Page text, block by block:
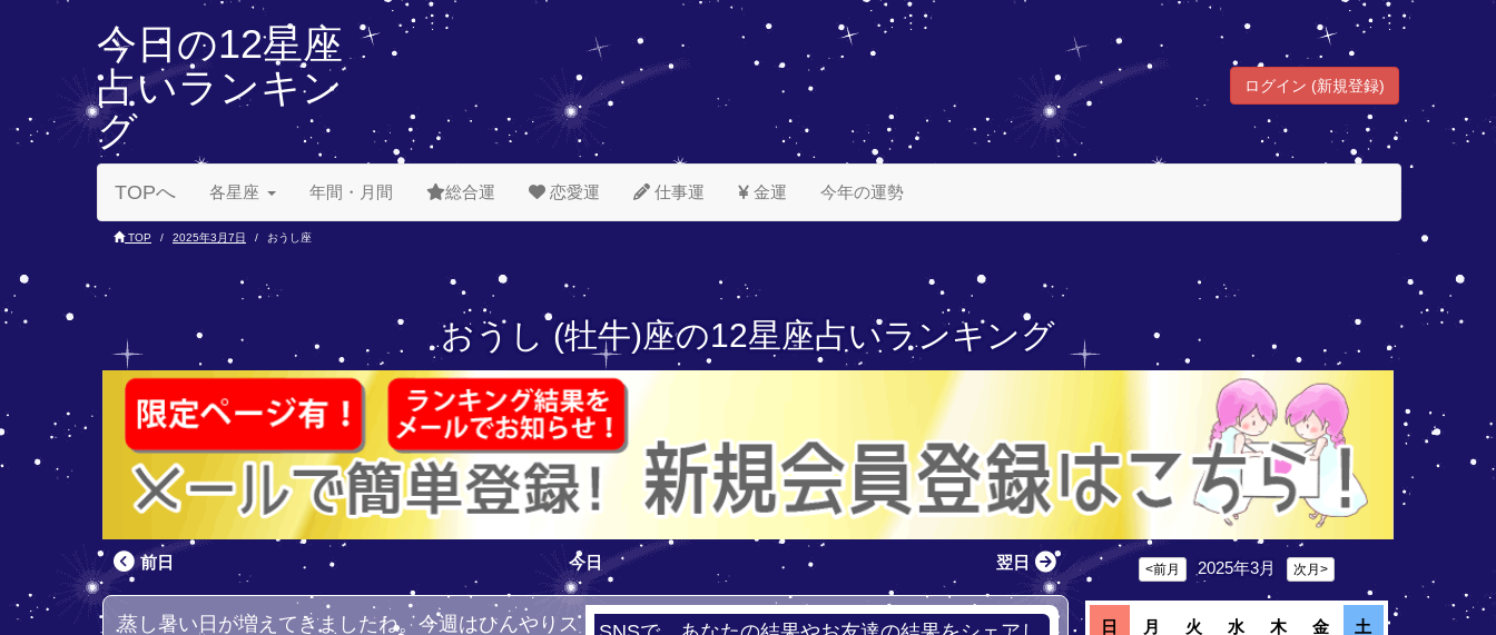
今日の12星座
占いランキン
グ
ログイン (新規登録)
TOPへ 各星座 年間・月間 総合運 恋愛運 仕事運 金運 今年の運勢
TOP 2025年3月7日 おうし座
おうし (牡牛)座の12星座占いランキング
前日 今日 翌日
蒸し暑い日が増えてきましたね。今週はひんやりス
<前月 2025年3月 次月>
日 月 火 水 木 金 土